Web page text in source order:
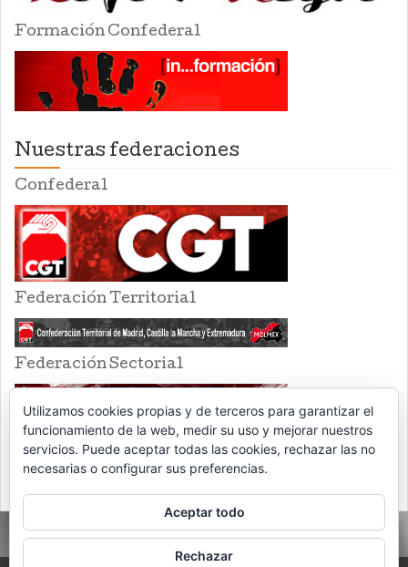
Formación Confederal
Nuestras federaciones
Confederal
Federación Territorial
Federación Sectorial
Utilizamos cookies propias y de terceros para garantizar el
funcionamiento de la web, medir su uso y mejorar nuestros
servicios. Puede aceptar todas las cookies, rechazar las no
necesarias o configurar sus preferencias.
Aceptar todo
Rechazar